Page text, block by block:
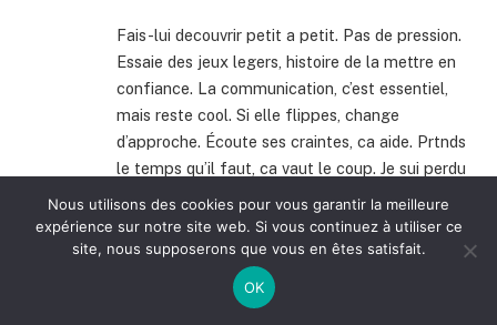
Fais-lui decouvrir petit a petit. Pas de pression.
Essaie des jeux legers, histoire de la mettre en
confiance. La communication, c’est essentiel,
mais reste cool. Si elle flippes, change
d’approche. Écoute ses craintes, ca aide. Prtnds
le temps qu’il faut, ca vaut le coup. Je sui perdu
la haha voilà quoi
Nous utilisons des cookies pour vous garantir la meilleure
expérience sur notre site web. Si vous continuez à utiliser ce
site, nous supposerons que vous en êtes satisfait.
OK